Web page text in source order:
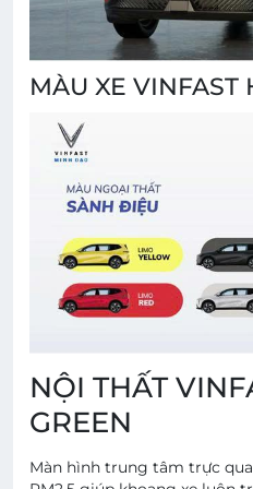
MÀU XE VINFAST
NỘI THẤT
GREEN
Màn hình trung tâm trực